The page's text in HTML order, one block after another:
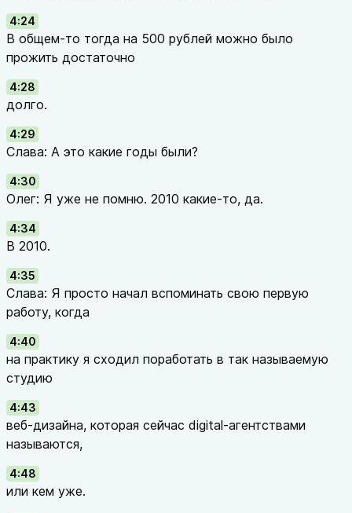
4:24
В общем-то тогда на 500 рублей можно было
прожить достаточно
4:28
долго.
4:29
Слава: А это какие годы были?
4:30
Олег: Я уже не помню. 2010 какие-то, да.
4:34
В 2010.
4:35
Слава: Я просто начал вспоминать свою первую
работу, когда
4:40
на практику я сходил поработать в так называемую
студию
4:43
веб-дизайна, которая сейчас digital-агентствами
называются,
4:48
или кем уже.